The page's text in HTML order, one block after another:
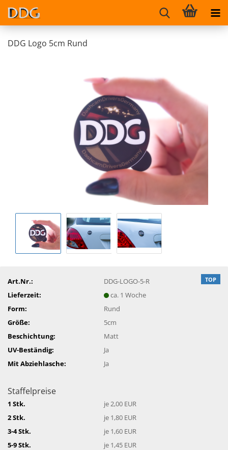
DDG Logo 5cm Rund
TOP
Art.Nr.:
DDG-LOGO-5-R
Lieferzeit:
ca. 1 Woche
Form:
Rund
Größe:
5cm
Beschichtung:
Matt
UV-Beständig:
Ja
Mit Abziehlasche:
Ja
Staffelpreise
1 Stk.
je 2,00 EUR
2 Stk.
je 1,80 EUR
3-4 Stk.
je 1,60 EUR
5-9 Stk.
je 1,45 EUR